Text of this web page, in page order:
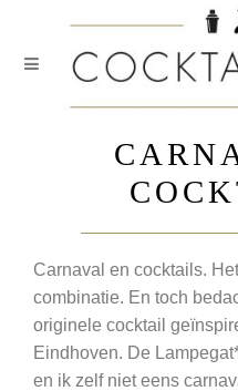
Carnaval en cocktails.
combinatie. En toch
originele cocktail
Eindhoven. De
en ik zelf niet eens